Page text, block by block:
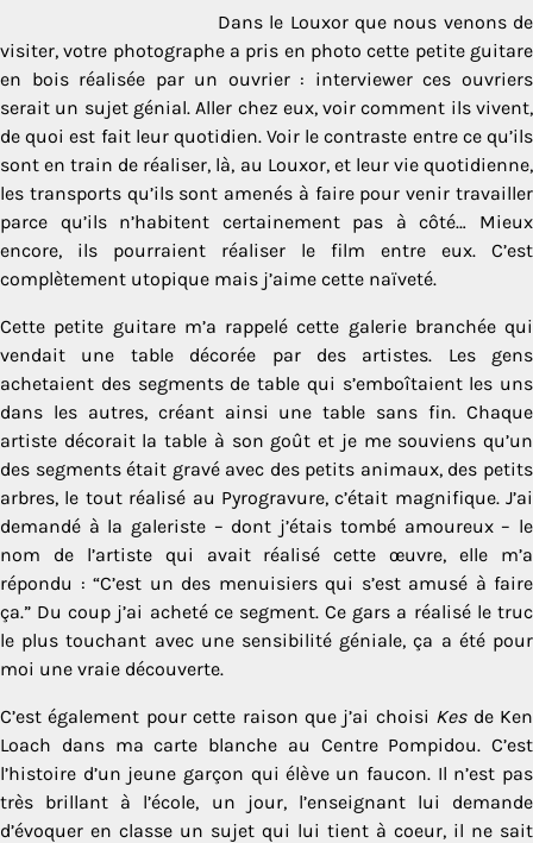
Dans le Louxor que nous venons de
visiter, votre photographe a pris en photo cette petite guitare
en bois réalisée par un ouvrier : interviewer ces ouvriers
serait un sujet génial. Aller chez eux, voir comment ils vivent,
de quoi est fait leur quotidien. Voir le contraste entre ce qu’ils
sont en train de réaliser, là, au Louxor, et leur vie quotidienne,
les transports qu’ils sont amenés à faire pour venir travailler
parce qu’ils n’habitent certainement pas à côté… Mieux
encore, ils pourraient réaliser le film entre eux. C’est
complètement utopique mais j’aime cette naïveté.
Cette petite guitare m’a rappelé cette galerie branchée qui
vendait une table décorée par des artistes. Les gens
achetaient des segments de table qui s’emboîtaient les uns
dans les autres, créant ainsi une table sans fin. Chaque
artiste décorait la table à son goût et je me souviens qu’un
des segments était gravé avec des petits animaux, des petits
arbres, le tout réalisé au Pyrogravure, c’était magnifique. J’ai
demandé à la galeriste – dont j’étais tombé amoureux – le
nom de l’artiste qui avait réalisé cette œuvre, elle m’a
répondu : “C’est un des menuisiers qui s’est amusé à faire
ça.” Du coup j’ai acheté ce segment. Ce gars a réalisé le truc
le plus touchant avec une sensibilité géniale, ça a été pour
moi une vraie découverte.
C’est également pour cette raison que j’ai choisi Kesde Ken
Loach dans ma carte blanche au Centre Pompidou. C’est
l’histoire d’un jeune garçon qui élève un faucon. Il n’est pas
très brillant à l’école, un jour, l’enseignant lui demande
d’évoquer en classe un sujet qui lui tient à coeur, il ne sait